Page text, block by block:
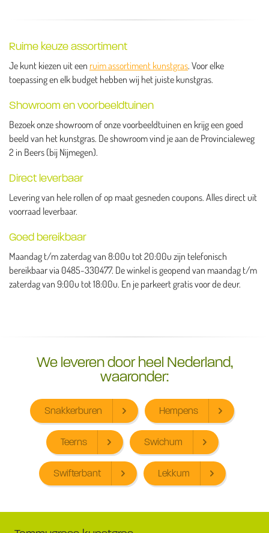
Ruime keuze assortiment
Je kunt kiezen uit een ruim assortiment kunstgras. Voor elke
toepassing en elk budget hebben wij het juiste kunstgras.
Showroom en voorbeeldtuinen
Bezoek onze showroom of onze voorbeeldtuinen en krijg een goed
beeld van het kunstgras. De showroom vind je aan de Provincialeweg
2 in Beers (bij Nijmegen).
Direct leverbaar
Levering van hele rollen of op maat gesneden coupons. Alles direct uit
voorraad leverbaar.
Goed bereikbaar
Maandag t/m zaterdag van 8:00u tot 20:00u zijn telefonisch
bereikbaar via 0485-330477. De winkel is geopend van maandag t/m
zaterdag van 9:00u tot 18:00u. En je parkeert gratis voor de deur.
We leveren door heel Nederland,
waaronder:
Snakkerburen Hempens
Teerns Swichum
Swifterbant Lekkum